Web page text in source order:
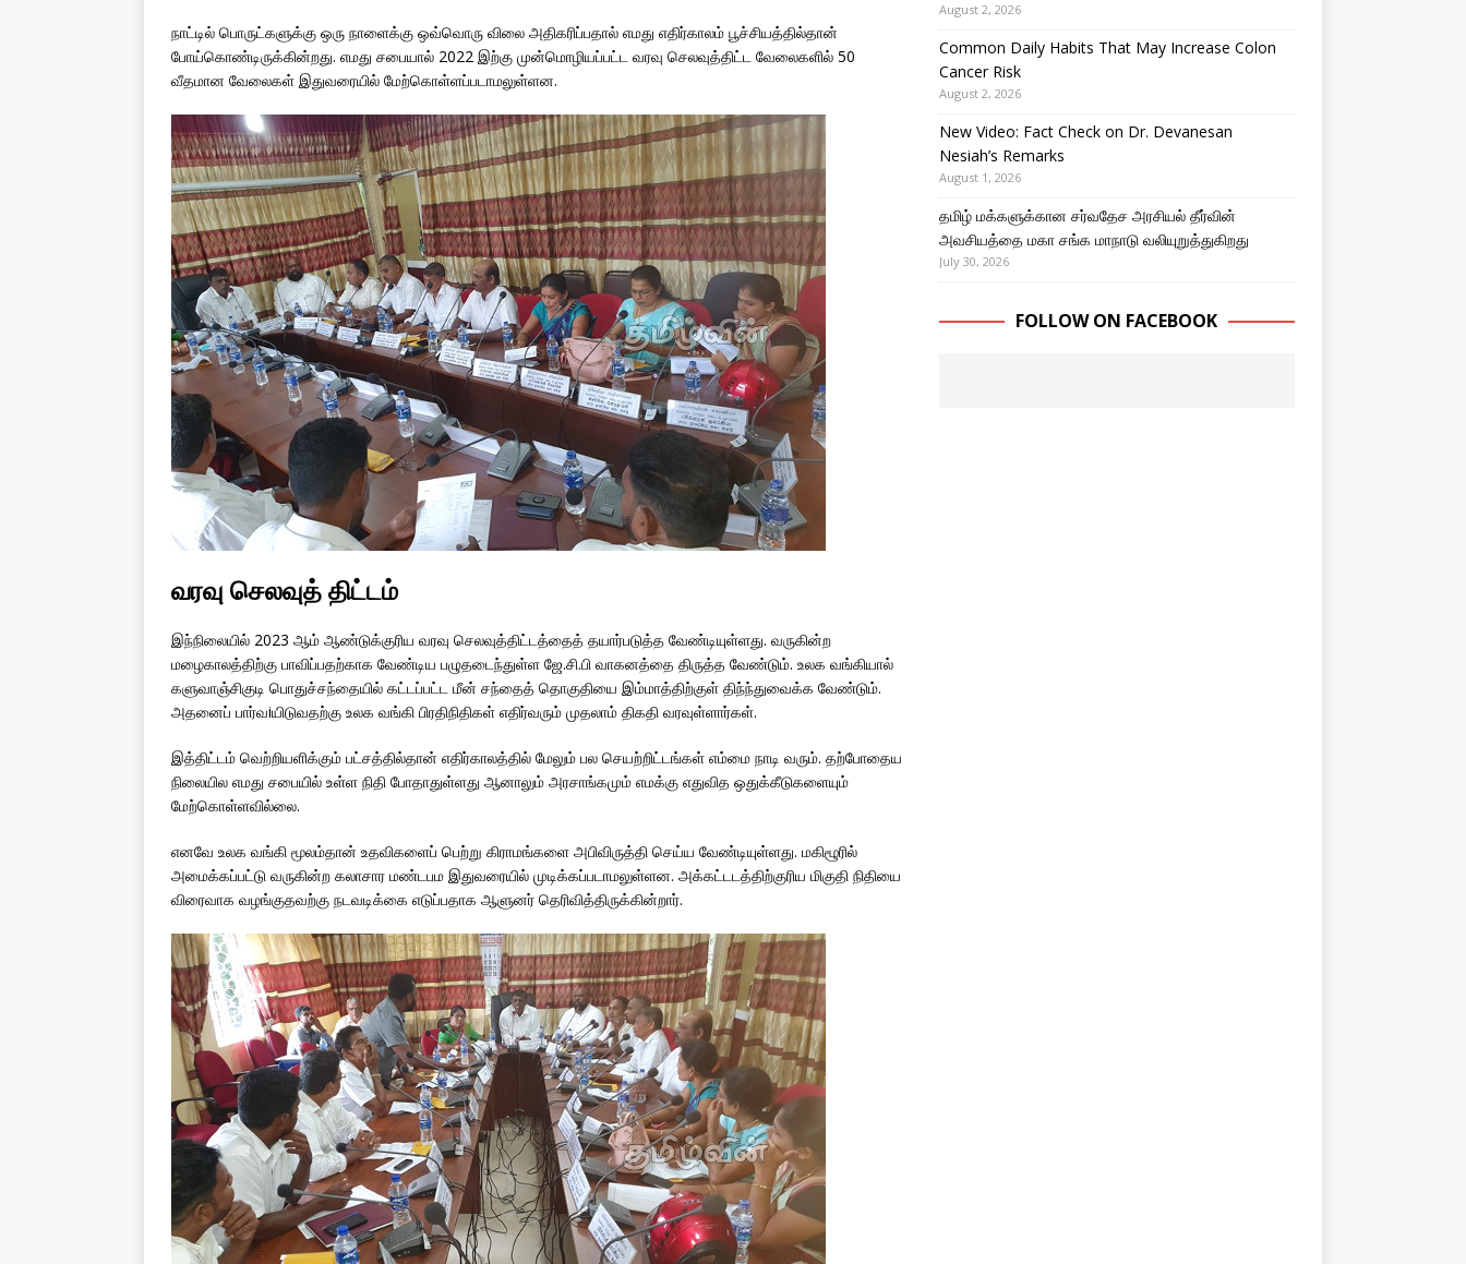
நாட்டில் பொருட்களுக்கு ஒரு நாளைக்கு ஒவ்வொரு விலை அதிகரிப்பதால் எமது எதிர்காலம் பூச்சியத்தில்தான்
போய்கொண்டிருக்கின்றது. எமது சபையால் 2022 இற்கு முன்மொழியப்பட்ட வரவு செலவுத்திட்ட வேலைகளில் 50
வீதமான வேலைகள் இதுவரையில் மேற்கொள்ளப்படாமலுள்ளன.
வரவு செலவுத் திட்டம்
இந்நிலையில் 2023 ஆம் ஆண்டுக்குரிய வரவு செலவுத்திட்டத்தைத் தயார்படுத்த வேண்டியுள்ளது. வருகின்ற
மழைகாலத்திற்கு பாவிப்பதற்காக வேண்டிய பழுதடைந்துள்ள ஜே.சி.பி வாகனத்தை திருத்த வேண்டும். உலக வங்கியால்
களுவாஞ்சிகுடி பொதுச்சந்தையில் கட்டப்பட்ட மீன் சந்தைத் தொகுதியை இம்மாத்திற்குள் திந்ந்துவைக்க வேண்டும்.
அதனைப் பார்வiயிடுவதற்கு உலக வங்கி பிரதிநிதிகள் எதிர்வரும் முதலாம் திகதி வரவுள்ளார்கள்.
இத்திட்டம் வெற்றியளிக்கும் பட்சத்தில்தான் எதிர்காலத்தில் மேலும் பல செயற்றிட்டங்கள் எம்மை நாடி வரும். தற்போதைய
நிலையில எமது சபையில் உள்ள நிதி போதாதுள்ளது ஆனாலும் அரசாங்கமும் எமக்கு எதுவித ஒதுக்கீடுகளையும்
மேற்கொள்ளவில்லை.
எனவே உலக வங்கி மூலம்தான் உதவிகளைப் பெற்று கிராமங்களை அபிவிருத்தி செய்ய வேண்டியுள்ளது. மகிழூரில்
அமைக்கப்பட்டு வருகின்ற கலாசார மண்டபம இதுவரையில் முடிக்கப்படாமலுள்ளன. அக்கட்டடத்திற்குரிய மிகுதி நிதியை
விரைவாக வழங்குதவற்கு நடவடிக்கை எடுப்பதாக ஆளுனர் தெரிவித்திருக்கின்றார்.
August 2, 2026
Common Daily Habits That May Increase Colon
Cancer Risk
August 2, 2026
New Video: Fact Check on Dr. Devanesan
Nesiah’s Remarks
August 1, 2026
தமிழ் மக்களுக்கான சர்வதேச அரசியல் தீர்வின்
அவசியத்தை மகா சங்க மாநாடு வலியுறுத்துகிறது
July 30, 2026
FOLLOW ON FACEBOOK